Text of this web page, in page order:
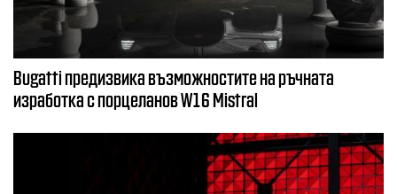
Bugatti предизвика възможностите на ръчната
изработка с порцеланов W16 Mistral